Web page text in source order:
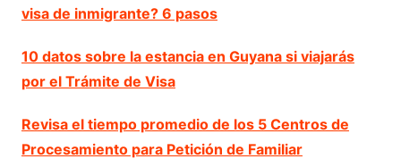
visa de inmigrante? 6 pasos
10 datos sobre la estancia en Guyana si viajarás
por el Trámite de Visa
Revisa el tiempo promedio de los 5 Centros de
Procesamiento para Petición de Familiar